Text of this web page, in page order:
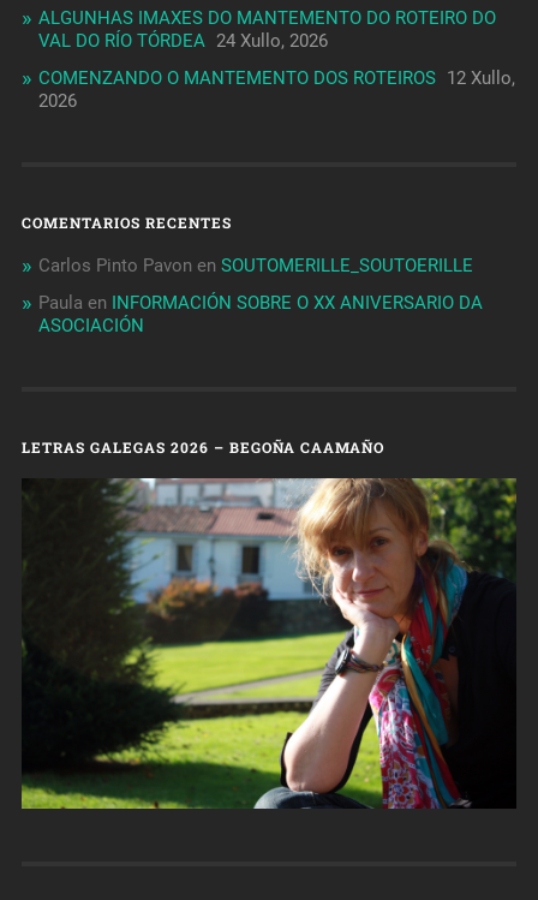
ALGUNHAS IMAXES DO MANTEMENTO DO ROTEIRO DO
VAL DO RÍO TÓRDEA 24 Xullo, 2026
COMENZANDO O MANTEMENTO DOS ROTEIROS 12 Xullo,
2026
COMENTARIOS RECENTES
Carlos Pinto Pavon en SOUTOMERILLE_SOUTOERILLE
Paula en INFORMACIÓN SOBRE O XX ANIVERSARIO DA
ASOCIACIÓN
LETRAS GALEGAS 2026 – BEGOÑA CAAMAÑO